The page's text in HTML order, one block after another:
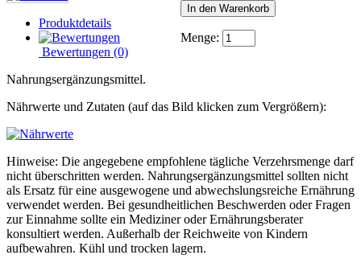
Menge:
Produktdetails
Bewertungen (0)
Nahrungsergänzungsmittel.
Nährwerte und Zutaten (auf das Bild klicken zum Vergrößern):
Hinweise: Die angegebene empfohlene tägliche Verzehrsmenge darf
nicht überschritten werden. Nahrungsergänzungsmittel sollten nicht
als Ersatz für eine ausgewogene und abwechslungsreiche Ernährung
verwendet werden. Bei gesundheitlichen Beschwerden oder Fragen
zur Einnahme sollte ein Mediziner oder Ernährungsberater
konsultiert werden. Außerhalb der Reichweite von Kindern
aufbewahren. Kühl und trocken lagern.